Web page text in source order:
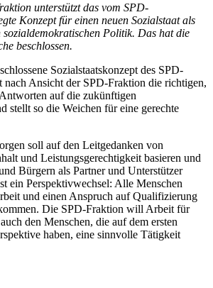
unterstützt das vom SPD-
Konzept für einen neuen Sozialstaat als
sozialdemokratischen Politik. Das hat die
beschlossen.
Sozialstaatskonzept des SPD-
nach Ansicht der SPD-Fraktion die richtigen,
auf die zukünftigen
stellt so die Weichen für eine gerechte
soll auf den Leitgedanken von
und Leistungsgerechtigkeit basieren und
Bürgern als Partner und Unterstützer
ein Perspektivwechsel: Alle Menschen
und einen Anspruch auf Qualifizierung
Die SPD-Fraktion will Arbeit für
den Menschen, die auf dem ersten
haben, eine sinnvolle Tätigkeit